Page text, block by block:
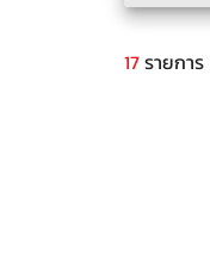
17รายการ